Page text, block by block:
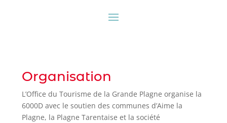
Organisation
L’Office du Tourisme de la Grande Plagne organise la
6000D avec le soutien des communes d’Aime la
Plagne, la Plagne Tarentaise et la société